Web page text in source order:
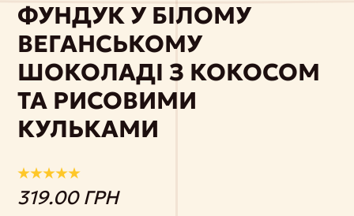
ФУНДУК У БІЛОМУ
ВЕГАНСЬКОМУ
ШОКОЛАДІ З КОКОСОМ
ТА РИСОВИМИ
КУЛЬКАМИ
319.00 ГРН